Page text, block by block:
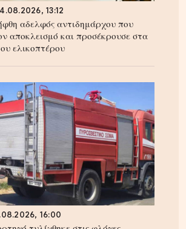
13:12
αδελφός αντιδημάρχου που
αποκλεισμό και προσέκρουσε στα
ελικοπτέρου
16:00